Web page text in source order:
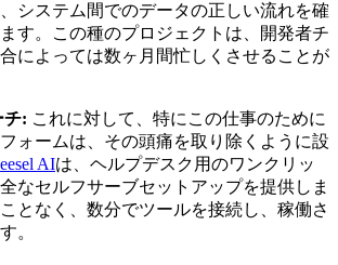
システム間でのデータの正しい流れを確
す。この種のプロジェクトは、開発者チ
によっては数ヶ月間忙しくさせることが
チ: これに対して、特にこの仕事のために
ォームは、その頭痛を取り除くように設
eesel AIは、ヘルプデスク用のワンクリッ
なセルフサーブセットアップを提供しま
となく、数分でツールを接続し、稼働さ
。